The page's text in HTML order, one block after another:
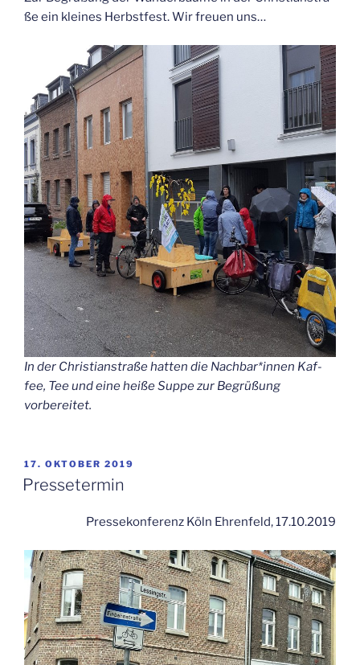
ße ein klei­nes Herbst­fest. Wir freu­en uns…
In der Chris­ti­an­stra­ße hat­ten die Nachbar*innen Kaf­
fee, Tee und eine hei­ße Sup­pe zur Begrü­ßung
vorbereitet.
VERÖFFENTLICHT
AM
17. OKTOBER 2019
Pres­se­ter­min
Pres­se­kon­fe­renz Köln Ehren­feld, 17.10.2019